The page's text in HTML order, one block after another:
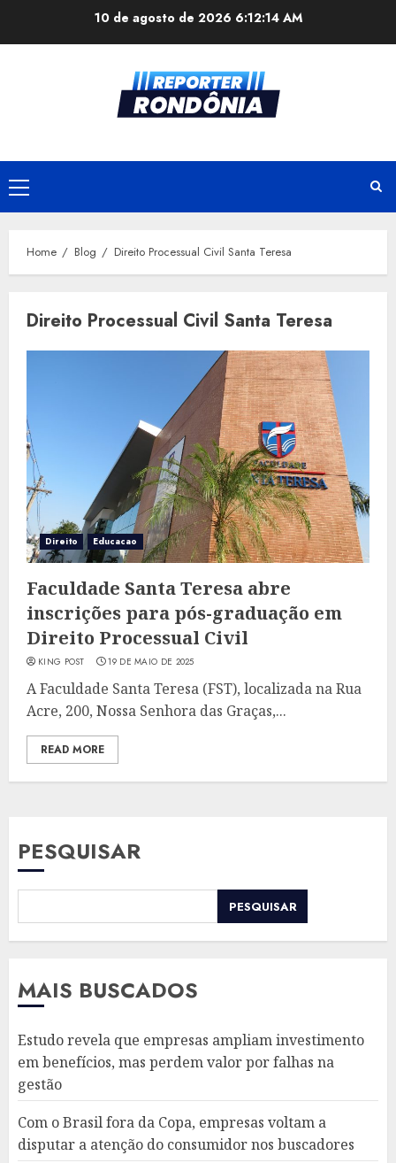
10 de agosto de 2026 6:12:15 AM
Primary
Menu
Home Blog Direito Processual Civil Santa Teresa
Direito Processual Civil Santa Teresa
Direito Educacao
Faculdade Santa Teresa abre
inscrições para pós-graduação em
Direito Processual Civil
KING POST 19 DE MAIO DE 2025
A Faculdade Santa Teresa (FST), localizada na Rua
Acre, 200, Nossa Senhora das Graças,...
READ MORE
PESQUISAR
PESQUISAR
MAIS BUSCADOS
Estudo revela que empresas ampliam investimento
em benefícios, mas perdem valor por falhas na
gestão
Com o Brasil fora da Copa, empresas voltam a
disputar a atenção do consumidor nos buscadores